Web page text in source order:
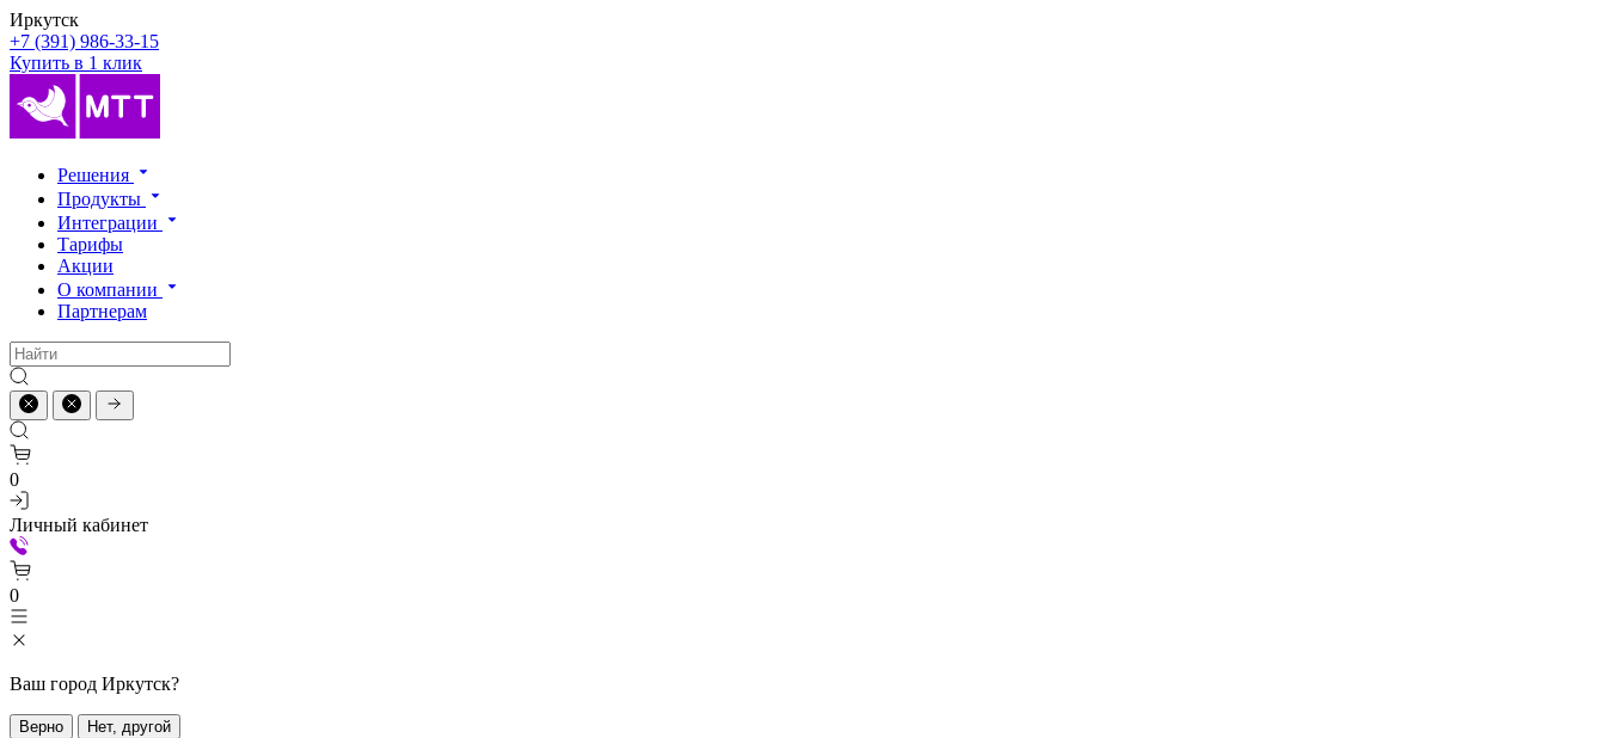
Иркутск
+7 (391) 986-33-15
Купить в 1 клик
Решения
Продукты
Интеграции
Тарифы
Акции
О компании
Партнерам
0
Личный кабинет
0
Ваш город Иркутск?
Верно Нет, другой